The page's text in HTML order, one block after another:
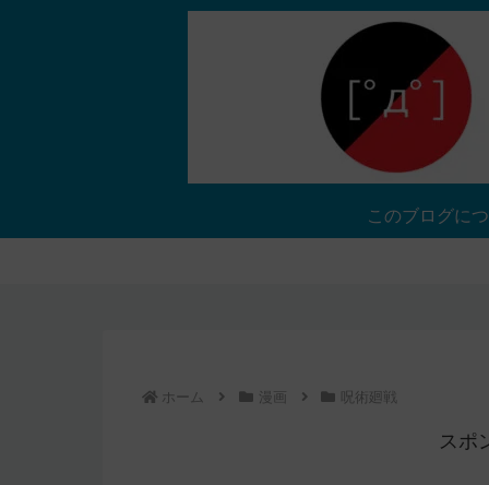
このブログに
ホーム 漫画 呪術廻戦
スポ